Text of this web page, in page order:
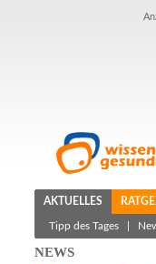
AKTUELLES
Tipp des Tages
NEWS